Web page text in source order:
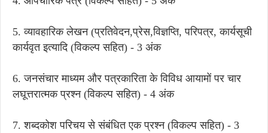
5. व्यावहारिक लेखन (प्रतिवेदन,प्रेस,विज्ञप्ति, परिपत्र, कार्यसूची
कार्यवृत इत्यादि (विकल्प सहित) - 3 अंक
6. जनसंचार माध्यम और पत्रकारिता के विविध आयामों पर चार
लघूत्तरात्मक प्रश्न (विकल्प सहित) - 4 अंक
7. शब्दकोश परिचय से संबंधित एक प्रश्न (विकल्प सहित) - 3